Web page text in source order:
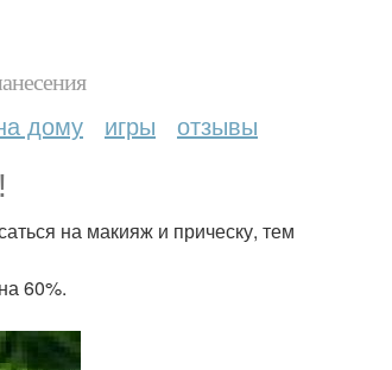
дому игры отзывы
на макияж и прическу, тем
60%.